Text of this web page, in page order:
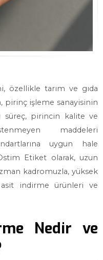
özellikle tarım ve gıda
işleme sanayisinin
süreç, pirincin kalite ve
maddeleri
uygun hale
Etiket olarak, uzun
kadromuzla, yüksek
indirme ürünleri ve
Nedir ve